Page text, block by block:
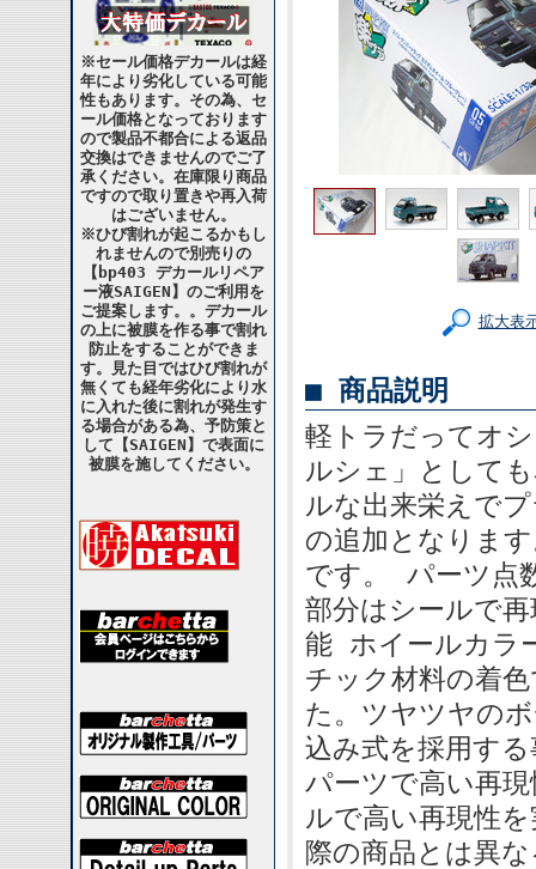
※セール価格デカールは経
年により劣化している可能
性もあります。その為、セ
ール価格となっております
ので製品不都合による返品
交換はできませんのでご了
承ください。在庫限り商品
ですので取り置きや再入荷
はございません。
※ひび割れが起こるかもし
れませんので別売りの
【bp403 デカールリペア
ー液SAIGEN】のご利用を
ご提案します。。デカール
の上に被膜を作る事で割れ
防止をすることができま
す。見た目ではひび割れが
無くても経年劣化により水
に入れた後に割れが発生す
る場合がある為、予防策と
して【SAIGEN】で表面に
被膜を施してください。
拡大表
■ 商品説明
軽トラだってオ
ルシェ」として
ルな出来栄えで
の追加となりま
です。 パーツ点
部分はシールで
能 ホイールカラ
チック材料の着
た。ツヤツヤの
込み式を採用す
パーツで高い再
ルで高い再現性
際の商品とは異